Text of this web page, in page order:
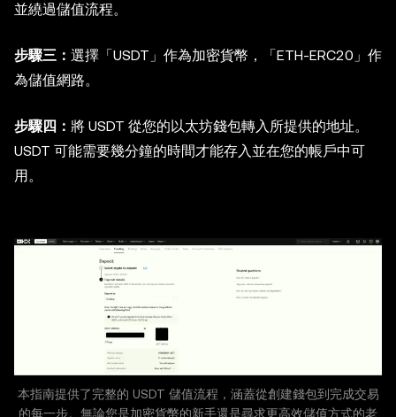
並繞過儲值流程。
步驟三： 選擇「USDT」作為加密貨幣，「ETH-ERC20」作
為儲值網路。
步驟四： 將 USDT 從您的以太坊錢包轉入所提供的地址。
USDT 可能需要幾分鐘的時間才能存入並在您的帳戶中可
用。
本指南提供了完整的 USDT 儲值流程，涵蓋從創建錢包到完成交易
的每一步。無論您是加密貨幣的新手還是尋求更高效儲值方式的老